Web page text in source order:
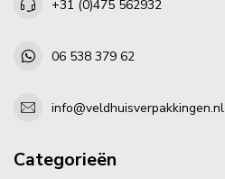
+31 (0)475 562932
06 538 379 62
info@veldhuisverpakkingen.nl
Categorieën